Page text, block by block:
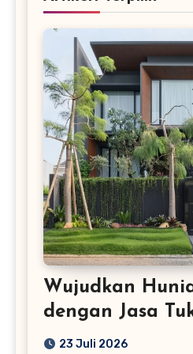
Wujudkan
dengan Jasa
Profesional
23 Juli 2026